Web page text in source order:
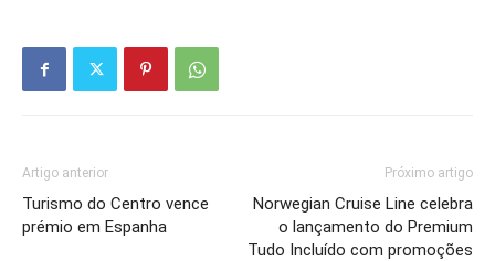
Artigo anterior
Turismo do Centro vence
prémio em Espanha
Próximo artigo
Norwegian Cruise Line celebra
o lançamento do Premium
Tudo Incluído com promoções